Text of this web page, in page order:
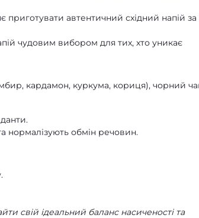
приготувати автентичний східний напій за
чудовим вибором для тих, хто уникає
кардамон, куркума, кориця), чорний
обмін речовин.
свій ідеальний баланс насиченості та